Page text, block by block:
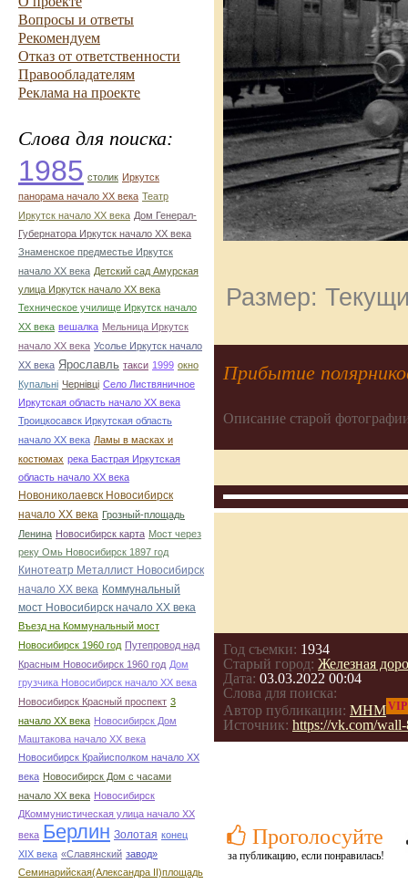
Вопросы и ответы
Рекомендуем
Отказ от ответственности
Правообладателям
Реклама на проекте
Слова для поиска:
1985 столик Иркутск
панорама начало ХХ века Театр
Иркутск начало ХХ века Дом Генерал-
Губернатора Иркутск начало ХХ века
Знаменское предместье Иркутск
начало ХХ века Детский сад Амурская
улица Иркутск начало ХХ века
Техническое училище Иркутск начало
ХХ века вешалка Мельница Иркутск
начало ХХ века Усолье Иркутск начало
ХХ века Ярославль такси 1999 окно
Купальні Чернівці Село Листвяничное
Иркутская область начало ХХ века
Троицкосавск Иркутская область
начало ХХ века Ламы в масках и
костюмах река Бастрая Иркутская
область начало ХХ века
Новониколаевск Новосибирск
начало ХХ века Грозный-площадь
Ленина Новосибирск карта Мост через
реку Омь Новосибирск 1897 год
Кинотеатр Металлист Новосибирск
начало ХХ века Коммунальный
мост Новосибирск начало ХХ века
Въезд на Коммунальный мост
Новосибирск 1960 год Путепровод над
Красным Новосибирск 1960 год Дом
грузчика Новосибирск начало ХХ века
Новосибирск Красный проспект 3
начало ХХ века Новосибирск Дом
Маштакова начало ХХ века
Новосибирск Крайисполком начало ХХ
века Новосибирск Дом с часами
начало ХХ века Новосибирск
ДКоммунистическая улица начало ХХ
века Берлин Золотая конец
ХІХ века «Славянский завод»
Семинарийская(Александра II)площадь
Размер:
Прибытие
Описание старой
Год съемки: 1934
Старый город: Железная
Дата: 03.03.2022 00:04
Слова для поиска:
Автор публикации: МНМVIP
Источник: https://vk.com/
Проголосуйте
за публикацию, если понравилась!